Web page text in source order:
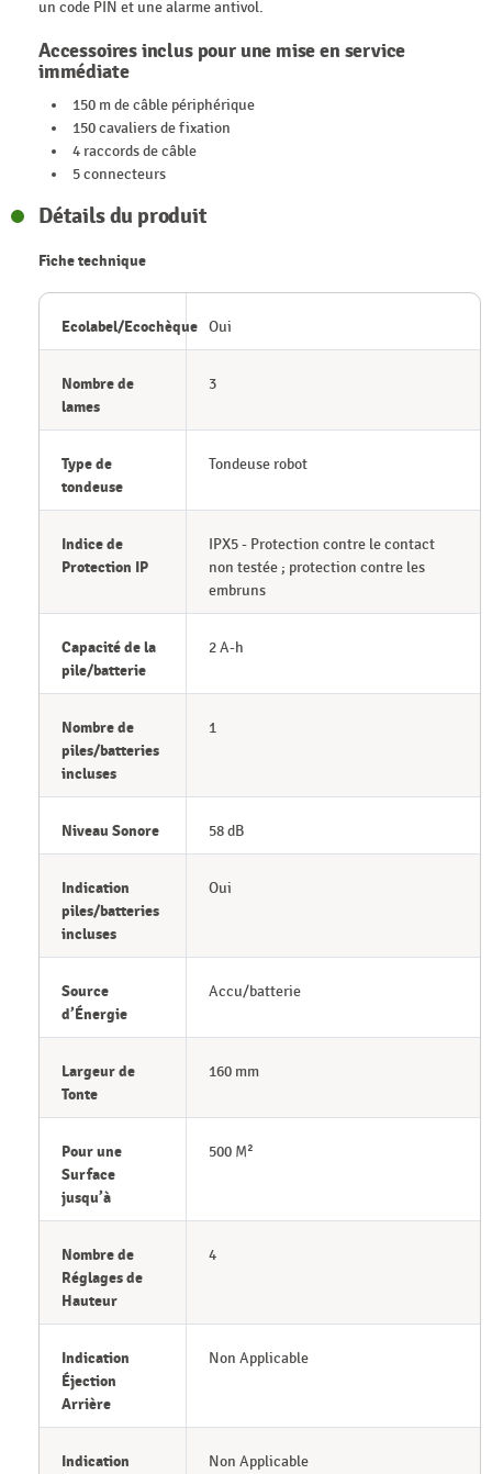
un code PIN et une alarme antivol.
Accessoires inclus pour une mise en service
immédiate
150 m de câble périphérique
150 cavaliers de fixation
4 raccords de câble
5 connecteurs
Détails du produit
Fiche technique
Ecolabel/Ecochèque Oui
Nombre de
lames
3
Type de
tondeuse
Tondeuse robot
Indice de
Protection IP
IPX5 - Protection contre le contact
non testée ; protection contre les
embruns
Capacité de la
pile/batterie
2 A-h
Nombre de
piles/batteries
incluses
1
Niveau Sonore 58 dB
Indication
piles/batteries
incluses
Oui
Source
d’Énergie
Accu/batterie
Largeur de
Tonte
160 mm
Pour une
Surface
jusqu’à
500 M²
Nombre de
Réglages de
Hauteur
4
Indication
Éjection
Arrière
Non Applicable
Indication
Non Applicable